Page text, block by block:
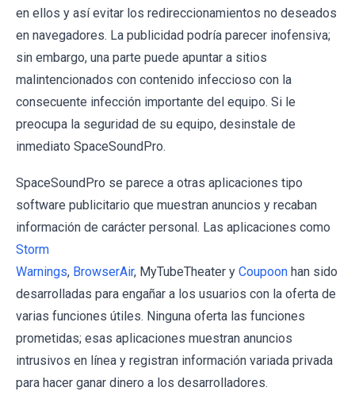
en ellos y así evitar los redireccionamientos no deseados
en navegadores. La publicidad podría parecer inofensiva;
sin embargo, una parte puede apuntar a sitios
malintencionados con contenido infeccioso con la
consecuente infección importante del equipo. Si le
preocupa la seguridad de su equipo, desinstale de
inmediato SpaceSoundPro.
SpaceSoundPro se parece a otras aplicaciones tipo
software publicitario que muestran anuncios y recaban
información de carácter personal. Las aplicaciones como
Storm
Warnings, BrowserAir, MyTubeTheater y Coupoon han sido
desarrolladas para engañar a los usuarios con la oferta de
varias funciones útiles. Ninguna oferta las funciones
prometidas; esas aplicaciones muestran anuncios
intrusivos en línea y registran información variada privada
para hacer ganar dinero a los desarrolladores.